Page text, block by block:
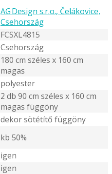
AG Design s.r.o., Čelákovice,
Csehország
FCSXL4815
Csehország
180 cm széles x 160 cm
magas
polyester
2 db 90 cm széles x 160 cm
magas függöny
dekor sötétítő függöny
kb 50%
igen
igen